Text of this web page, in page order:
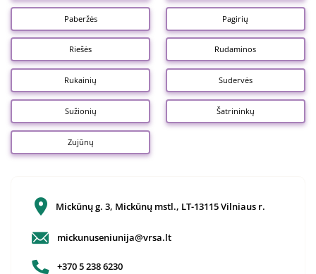
Paberžės Pagirių
Riešės Rudaminos
Rukainių Sudervės
Sužionių Šatrininkų
Zujūnų
Mickūnų g. 3, Mickūnų mstl., LT-13115 Vilniaus r.
mickunuseniunija@vrsa.lt
+370 5 238 6230